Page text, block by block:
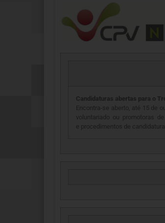
Candidaturas abertas para o
Encontra-se aberto, até 15 de
voluntariado ou promotoras
e procedimentos de candidatura,